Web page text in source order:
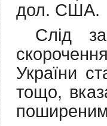
дол. США.
Слід
України
тощо,